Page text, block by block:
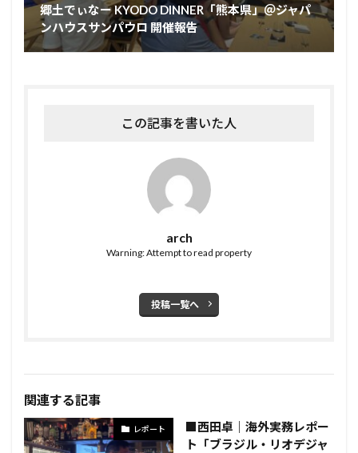
郷土でぃなー KYODO DINNER「熊本県」＠ジャパ
ンハウスサンパウロ 開催報告
この記事を書いた人
arch
Warning: Attempt to read property
投稿一覧へ
関連する記事
レポート
■西田卓｜海外実務レポー
ト「ブラジル・リオデジャ